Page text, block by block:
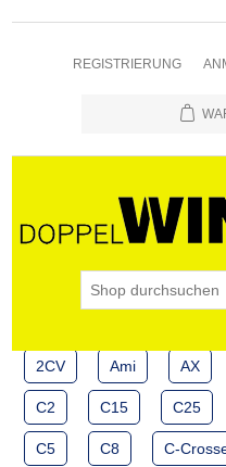
REGISTRIERUNG
2CV Ami AX
C2 C15 C25
C5 C8 C-